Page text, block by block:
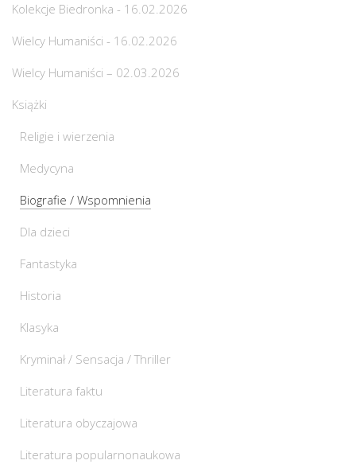
Kolekcje Biedronka - 16.02.2026
Wielcy Humaniści - 16.02.2026
Wielcy Humaniści – 02.03.2026
Książki
Religie i wierzenia
Medycyna
Biografie / Wspomnienia
Dla dzieci
Fantastyka
Historia
Klasyka
Kryminał / Sensacja / Thriller
Literatura faktu
Literatura obyczajowa
Literatura popularnonaukowa